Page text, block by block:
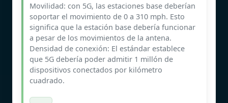
Movilidad: con 5G, las estaciones base deberían
soportar el movimiento de 0 a 310 mph. Esto
significa que la estación base debería funcionar
a pesar de los movimientos de la antena.
Densidad de conexión: El estándar establece
que 5G debería poder admitir 1 millón de
dispositivos conectados por kilómetro
cuadrado.